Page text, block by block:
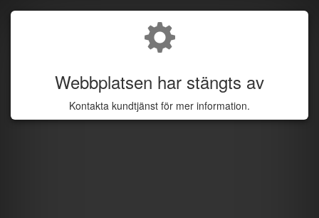
Webbplatsen har stängts av
Kontakta kundtjänst för mer information.